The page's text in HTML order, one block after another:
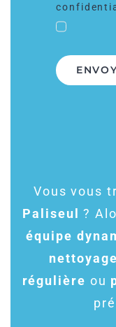
Vous vous
Paliseul?
équipe
nettoyage
régulière ou